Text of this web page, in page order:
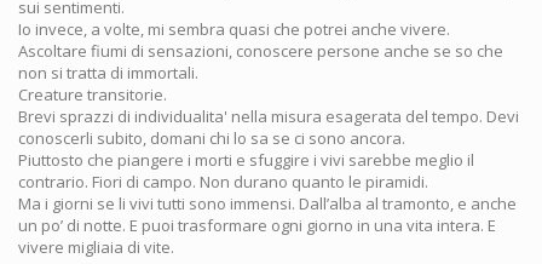
sui sentimenti.
Io invece, a volte, mi sembra quasi che potrei anche vivere.
Ascoltare fiumi di sensazioni, conoscere persone anche se so che
non si tratta di immortali.
Creature transitorie.
Brevi sprazzi di individualita' nella misura esagerata del tempo. Devi
conoscerli subito, domani chi lo sa se ci sono ancora.
Piuttosto che piangere i morti e sfuggire i vivi sarebbe meglio il
contrario. Fiori di campo. Non durano quanto le piramidi.
Ma i giorni se li vivi tutti sono immensi. Dall’alba al tramonto, e anche
un po’ di notte. E puoi trasformare ogni giorno in una vita intera. E
vivere migliaia di vite.